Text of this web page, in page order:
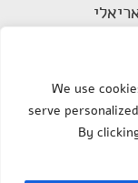
We use
serve
By